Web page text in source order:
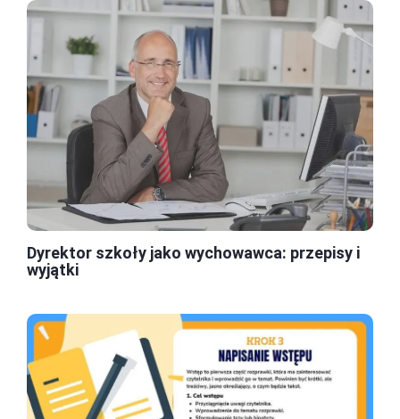
Dyrektor szkoły jako wychowawca: przepisy i
wyjątki